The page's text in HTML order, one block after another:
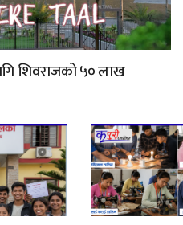
शिवराजको ५० लाख